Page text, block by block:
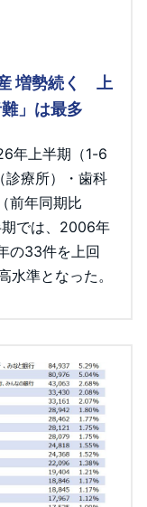
増勢続く 上
」は最多
年上半期（1-6
診療所）・歯科
前年同期比
期では、2006年
の33件を上回
準となった。